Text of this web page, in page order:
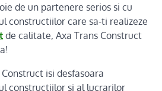
de un partenere serios si cu
constructiilor care sa-ti realizeze
de calitate, Axa Trans Construct
isi desfasoara
constructiilor si al lucrarilor